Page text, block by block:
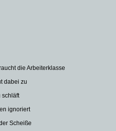
die Arbeiterklasse
dabei zu
schläft
ignoriert
Scheiße